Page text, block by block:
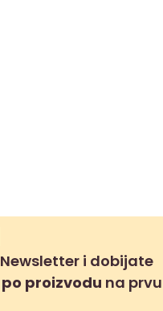
i dobijate
proizvodu na prvu